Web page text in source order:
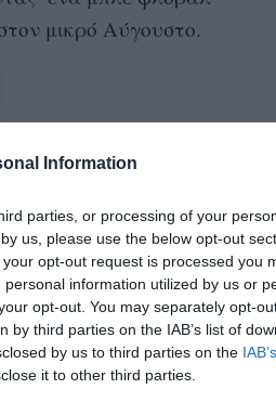
Information
parties, or processing of your
us, please use the below opt-out
opt-out request is processed you
information utilized by us or
opt-out. You may separately opt-
third parties on the IAB’s list of
by us to third parties on the
it to other third parties.
μικρό Αύγουστο.